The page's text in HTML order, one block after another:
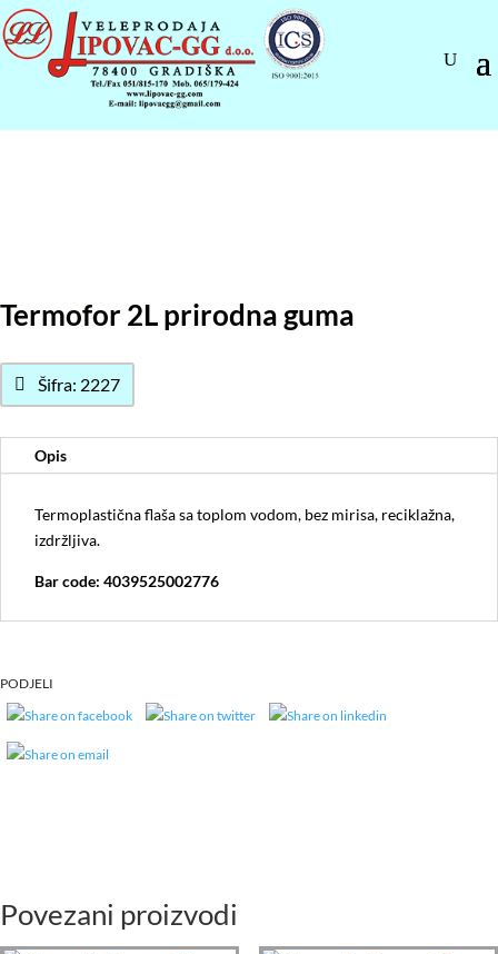
Termofor 2L prirodna guma
Šifra: 2227
Opis
Termoplastična flaša sa toplom vodom, bez mirisa, reciklažna,
izdržljiva.
Bar code: 4039525002776
PODJELI
Povezani proizvodi